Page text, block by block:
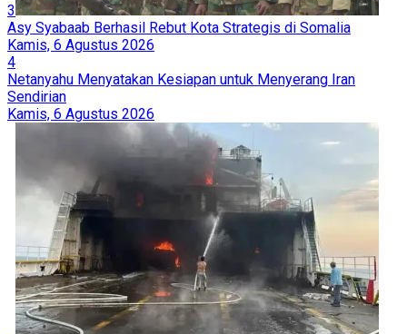
3
Asy Syabaab Berhasil Rebut Kota Strategis di Somalia
Kamis, 6 Agustus 2026
4
Netanyahu Menyatakan Kesiapan untuk Menyerang Iran
Sendirian
Kamis, 6 Agustus 2026